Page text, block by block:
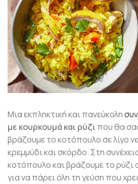
Μια εκπληκτική και πανεύκολη
με κουρκουμά και ρύζι που θα
βράζουμε το κοτόπουλο σε λίγο
κρεμμύδι και σκόρδο. Στη
κοτόπουλο και βράζουμε το ρύζι
για να πάρει όλη τη γεύση που